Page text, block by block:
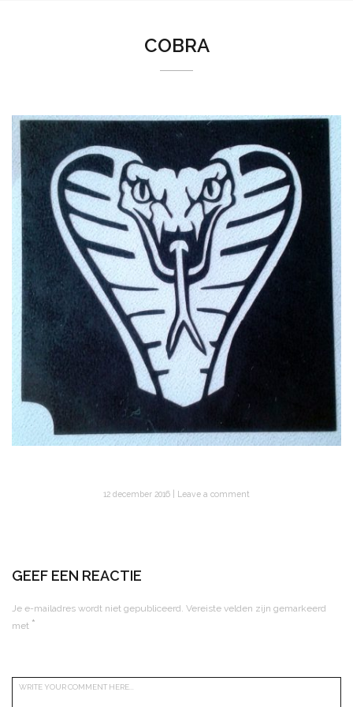
COBRA
12 december 2016 Leave a comment
GEEF EEN REACTIE
Je e-mailadres wordt niet gepubliceerd. Vereiste velden zijn gemarkeerd
met *